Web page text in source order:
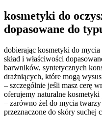
kosmetyki do
dopasowane do
dobierając kosmetyki do
skład i właściwości
barwników, syntetycznych
drażniących, które mogą
– szczególnie jeśli masz cerę
oferujemy naturalne
– zarówno żel do mycia
przeznaczone do skóry suchej